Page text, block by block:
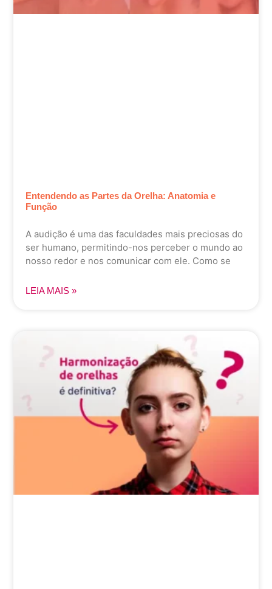
Entendendo as Partes da Orelha: Anatomia e
Função
A audição é uma das faculdades mais preciosas do
ser humano, permitindo-nos perceber o mundo ao
nosso redor e nos comunicar com ele. Como se
LEIA MAIS »